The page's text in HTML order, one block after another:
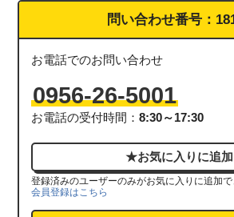
問い合わせ番号：
お電話でのお問い合わせ
0956-26-5001
お電話の受付時間：8:30～17:30
登録済みのユーザーのみがお気に入りに追加で
会員登録はこちら